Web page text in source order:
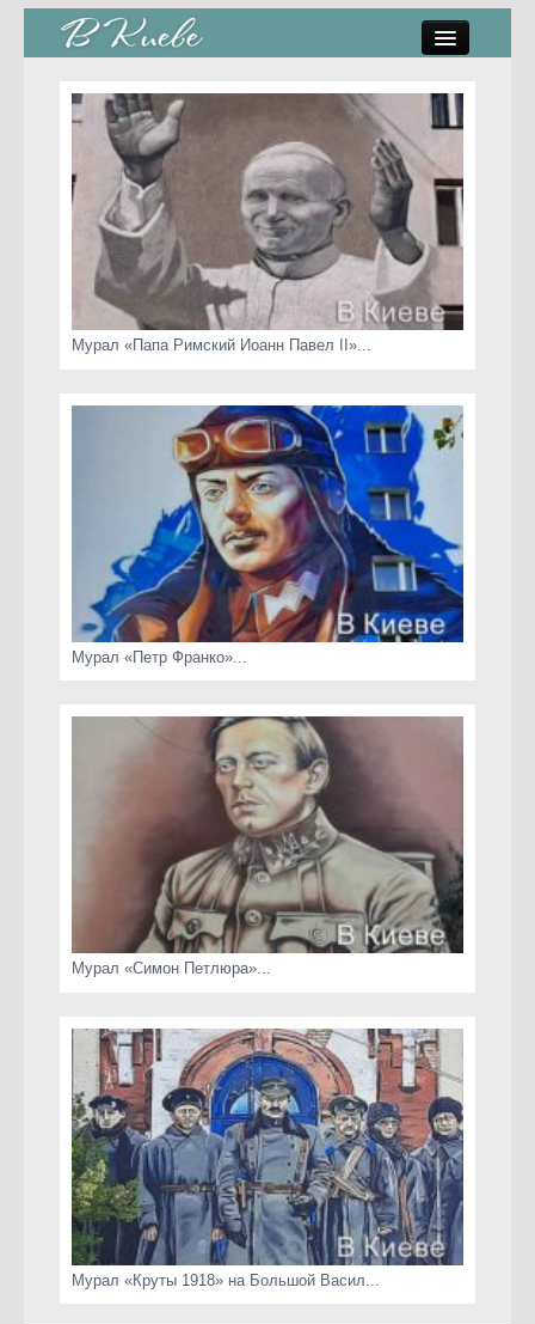
стрит-арт
коты Киева
скамейки
часы Киева
Мурал «Папа Римский Иоанн Павел II»...
Мурал «Петр Франко»...
Мурал «Симон Петлюра»...
Мурал «Круты 1918» на Большой Васил...